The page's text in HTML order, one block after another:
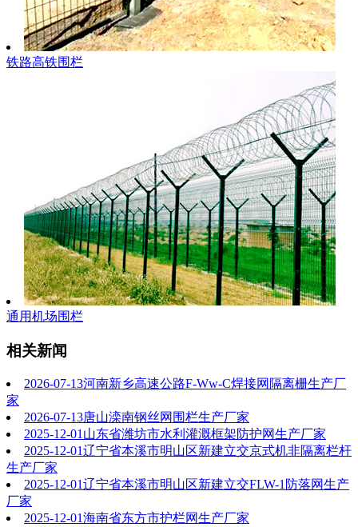
铁路高铁围栏
通用机场围栏
相关新闻
2026-07-13河南新乡高速公路F-Ww-C焊接网隔离栅生产厂
家
2026-07-13唐山滦南钢丝网围栏生产厂家
2025-12-01 山东省潍坊市水利灌溉框架防护网生产厂家
2025-12-01辽宁省本溪市明山区新建立交京式机非隔离栏杆
生产厂家
2025-12-01辽宁省本溪市明山区新建立交FLW-1防落网生产
厂家
2025-12-01海南省东方市护栏网生产厂家